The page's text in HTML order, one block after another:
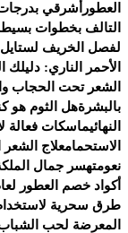
العطور أشرقي
التالف بخطوات
لفصل الخريف لستايل
الأحمر الناري: دليلك
الشعر تحت الحجاب
بالبشرةهل الثوم هو
النهائيماسكات فعالة
الاستحمامعلاج الشعر
نعومتهسر جمال
أكواد خصم العطور لعام 2025 — فخامة برائحة
طرق سحرية لاستخدام
المعرضة لحب الشباب